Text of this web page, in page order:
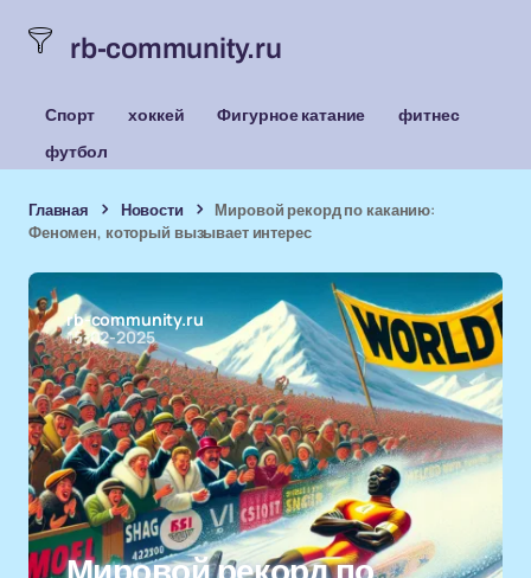
rb-community.ru
Спорт хоккей Фигурное катание
фитнес
футбол
Главная Новости
Мировой рекорд по каканию:
Феномен, который вызывает интерес
rb-community.ru
15-02-2025